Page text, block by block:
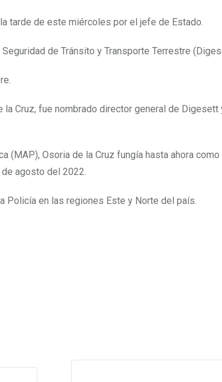
tarde de este miércoles por el jefe de Estado.
de Tránsito y Transporte Terrestre
Cruz, fue nombrado director general de
(MAP), Osoria de la Cruz fungía hasta ahora
agosto del 2022.
Policía en las regiones Este y Norte del país.